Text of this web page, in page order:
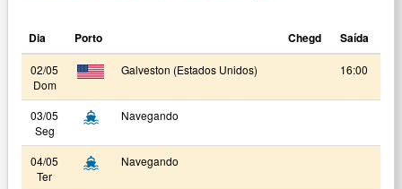
Dia Porto Chegd Saída
02/05
Dom
Galveston (Estados Unidos) 16:00
03/05
Seg
Navegando
04/05
Ter
Navegando